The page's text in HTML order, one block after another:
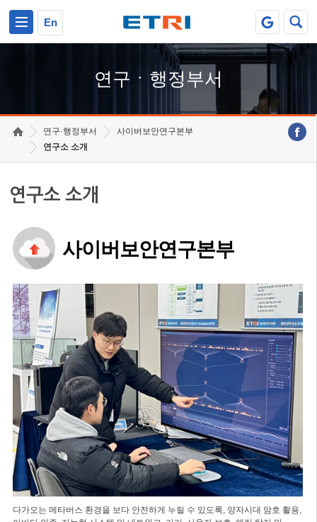
En
연구ㆍ행정부서
연구·행정부서
사이버보안연구본부
연구소 소개
연구소 소개
사이버보안연구본부
다가오는 메타버스 환경을 보다 안전하게 누릴 수 있도록, 양자시대 암호 활용,